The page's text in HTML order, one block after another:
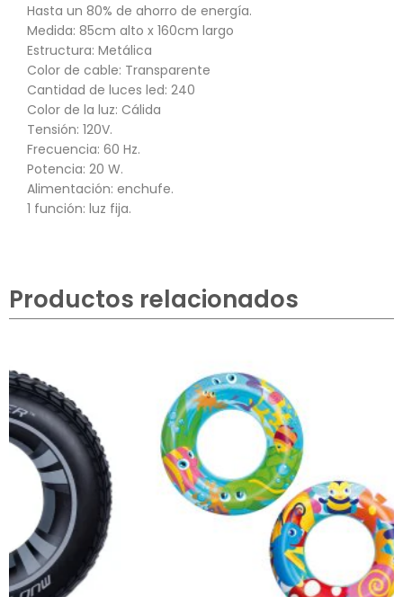
Hasta un 80% de ahorro de energía.
Medida: 85cm alto x 160cm largo
Estructura: Metálica
Color de cable: Transparente
Cantidad de luces led: 240
Color de la luz: Cálida
Tensión: 120V.
Frecuencia: 60 Hz.
Potencia: 20 W.
Alimentación: enchufe.
1 función: luz fija.
Productos relacionados